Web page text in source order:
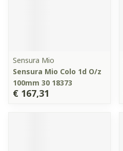
Sensura Mio
Sensura Mio Colo 1d O/z
100mm 30 18373
€ 167,31